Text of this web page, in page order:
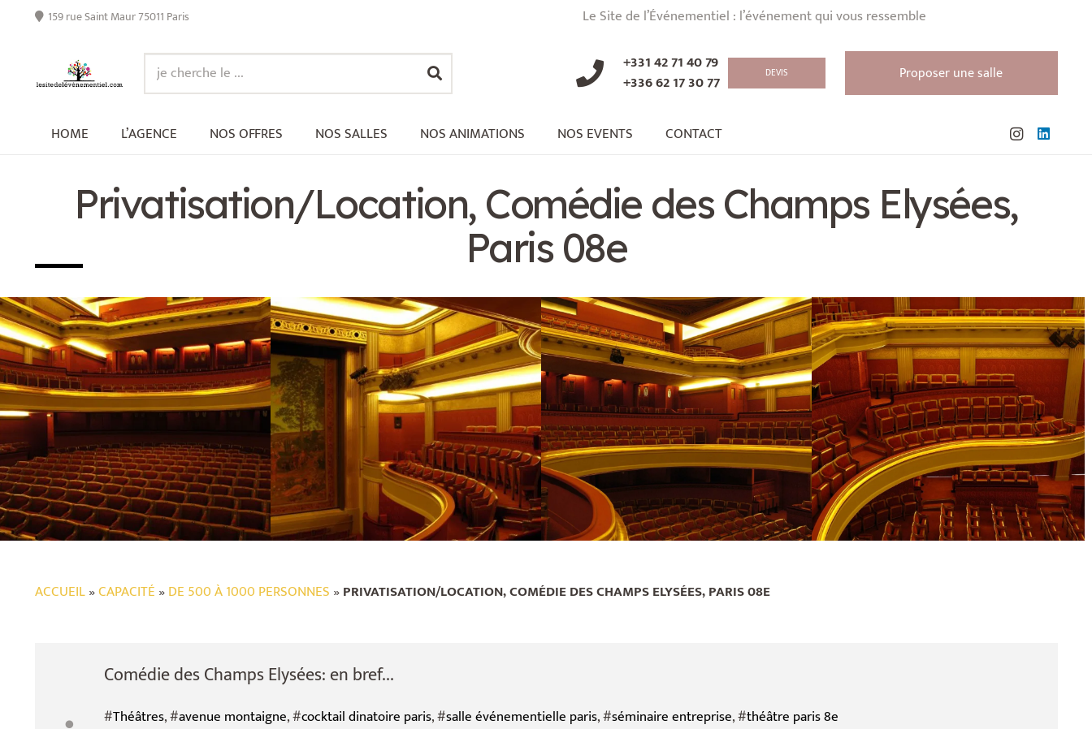
159 rue Saint Maur 75011 Paris Le Site de l’Événementiel : l’événement qui vous ressemble
+331 42 71 40 79
+336 62 17 30 77
DEVIS Proposer une salle
HOME L’AGENCE NOS OFFRES NOS SALLES NOS ANIMATIONS NOS EVENTS CONTACT
Privatisation/Location, Comédie des Champs Elysées,
Paris 08e
ACCUEIL»CAPACITÉ »DE 500 À 1000 PERSONNES »PRIVATISATION/LOCATION, COMÉDIE DES CHAMPS ELYSÉES, PARIS 08E
Comédie des Champs Elysées: en bref...
#Théâtres, #avenue montaigne, #cocktail dinatoire paris, #salle événementielle paris, #séminaire entreprise, #théâtre paris 8e